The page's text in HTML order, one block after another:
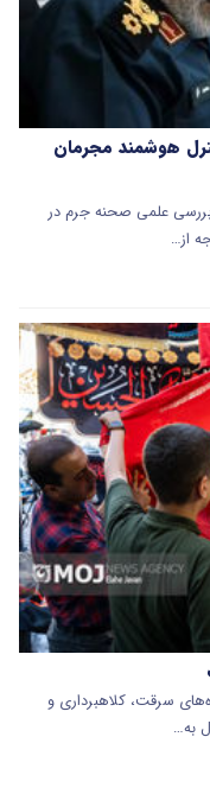
هوشمند مجرمان
علمی صحنه جرم در
از…
سرقت، کلاهبرداری و
به…